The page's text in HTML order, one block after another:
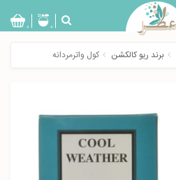
0 0
برند ریو کالکشن کول واترمردانه